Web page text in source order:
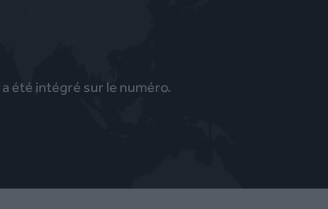
a été intégré sur le numéro.